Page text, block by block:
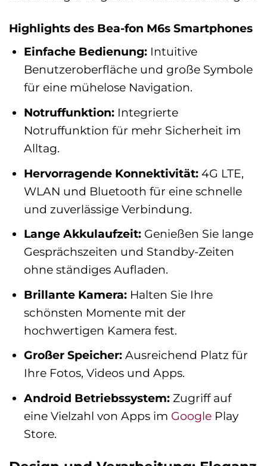
Highlights des Bea-fon M6s Smartphones
Einfache Bedienung: Intuitive
Benutzeroberfläche und große Symbole
für eine mühelose Navigation.
Notruffunktion: Integrierte
Notruffunktion für mehr Sicherheit im
Alltag.
Hervorragende Konnektivität: 4G LTE,
WLAN und Bluetooth für eine schnelle
und zuverlässige Verbindung.
Lange Akkulaufzeit: Genießen Sie lange
Gesprächszeiten und Standby-Zeiten
ohne ständiges Aufladen.
Brillante Kamera: Halten Sie Ihre
schönsten Momente mit der
hochwertigen Kamera fest.
Großer Speicher: Ausreichend Platz für
Ihre Fotos, Videos und Apps.
Android Betriebssystem: Zugriff auf
eine Vielzahl von Apps im Google Play
Store.